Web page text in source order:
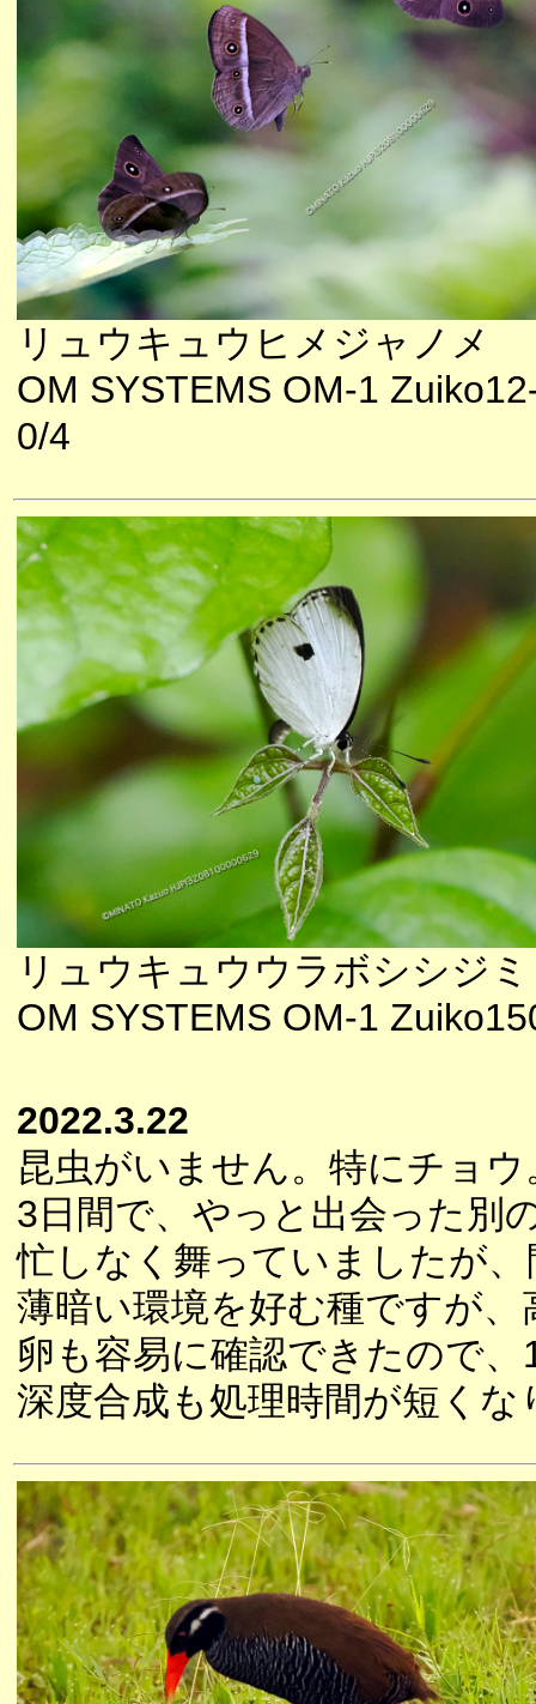
リュウキュウヒメジャノメ
OM SYSTEMS OM-1
0/4
リュウキュウウラボシシジミ
OM SYSTEMS OM-1
2022.3.22
昆虫がいません。特にチョウ
3日間で、やっと出会った別
忙しなく舞っていましたが
薄暗い環境を好む種ですが
卵も容易に確認できたので
深度合成も処理時間が短くな